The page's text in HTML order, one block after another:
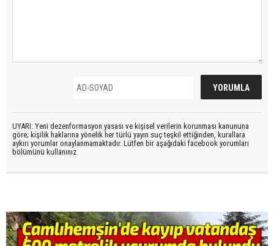
UYARI: Yeni dezenformasyon yasası ve kişisel verilerin korunması kanununa
göre; kişilik haklarına yönelik her türlü yayın suç teşkil ettiğinden, kurallara
aykırı yorumlar onaylanmamaktadır. Lütfen bir aşağıdaki facebook yorumları
bölümünü kullanınız